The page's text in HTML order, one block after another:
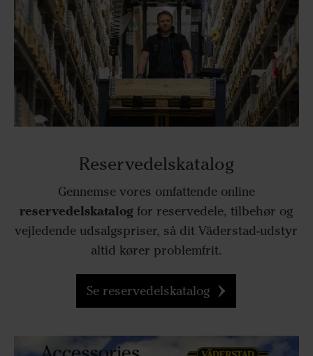
Reservedelskatalog
Gennemse vores omfattende online
reservedelskatalog for reservedele, tilbehør og
vejledende udsalgspriser, så dit Väderstad-udstyr
altid kører problemfrit.
Se reservedelskatalog